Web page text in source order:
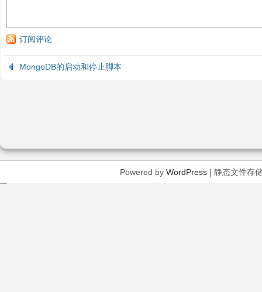
订阅评论
MongoDB的启动和停止脚本
Powered by WordPress| 静态文件存